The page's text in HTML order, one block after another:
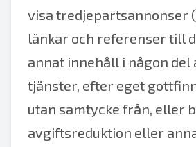
visa tredjepartsannonser
länkar och referenser till
annat innehåll i någon del
tjänster, efter eget
utan samtycke från, eller
avgiftsreduktion eller